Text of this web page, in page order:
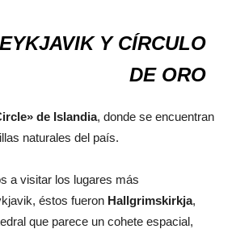
Y CÍRCULO
DE ORO
de Islandia, donde se encuentran
naturales del país.
a visitar los lugares más
éstos fueron Hallgrimskirkja,
que parece un cohete espacial,